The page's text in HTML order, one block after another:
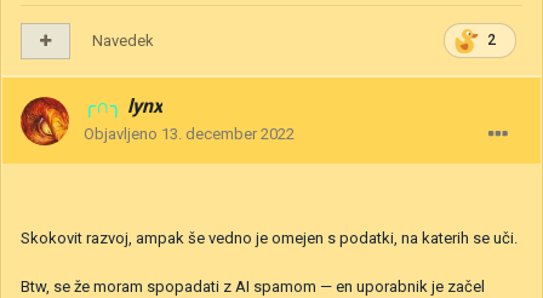
2
Navedek
╭∩╮ lynx
Objavljeno 13. december 2022
Skokovit razvoj, ampak še vedno je omejen s podatki, na katerih se uči.
Btw, se že moram spopadati z AI spamom — en uporabnik je začel